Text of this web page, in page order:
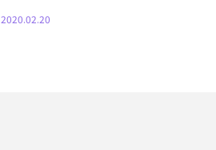
2020.02.20